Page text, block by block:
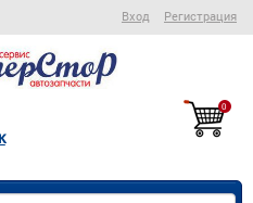
Вход Регистрация
0